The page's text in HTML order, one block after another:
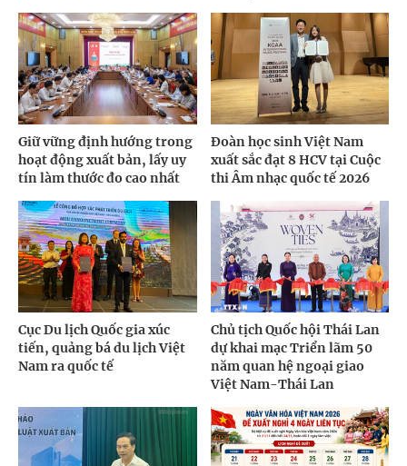
Giữ vững định hướng trong
hoạt động xuất bản, lấy uy
tín làm thước đo cao nhất
Đoàn học sinh Việt Nam
xuất sắc đạt 8 HCV tại Cuộc
thi Âm nhạc quốc tế 2026
Cục Du lịch Quốc gia xúc
tiến, quảng bá du lịch Việt
Nam ra quốc tế
Chủ tịch Quốc hội Thái Lan
dự khai mạc Triển lãm 50
năm quan hệ ngoại giao
Việt Nam-Thái Lan